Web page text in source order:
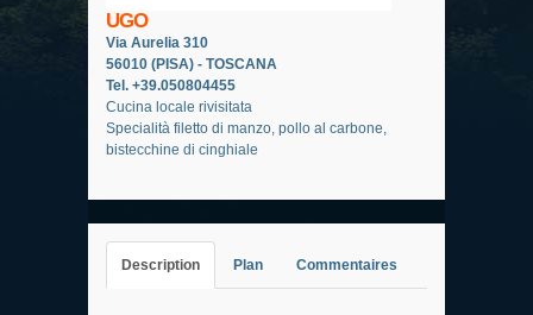
UGO
Via Aurelia 310
56010 (PISA) - TOSCANA
Tel. +39.050804455
Cucina locale rivisitata
Specialità filetto di manzo, pollo al carbone,
bistecchine di cinghiale
Description Plan Commentaires